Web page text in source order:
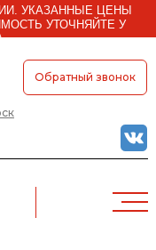
ЦЕНЫ
У
Обратный звонок